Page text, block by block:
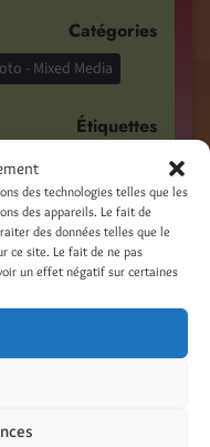
des technologies telles que les
des appareils. Le fait de
des données telles que le
ce site. Le fait de ne pas
un effet négatif sur certaines
Catégories
- Mixed Media
Étiquettes
print
voeux
de
shop in
!
visite à la